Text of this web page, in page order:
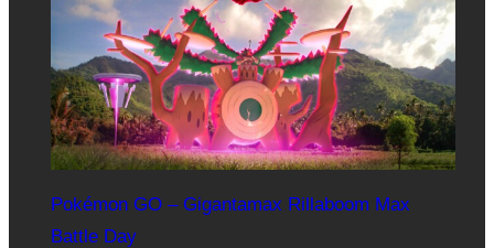
Pokémon GO – Gigantamax Rillaboom Max
Battle Day